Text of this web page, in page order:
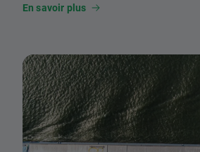
En savoir plus